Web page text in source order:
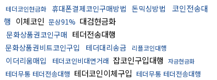
테더코인현금화 휴대폰결제코인구매방법 돈믹싱방법
코인전송대
행 이체코인 문상91% 대검현금화
문화상품권코인구매 테더전송대행
문화상품권비트코인구입 테더대리송금 리플코인대행
이더리움매입 테더코인비대면거래 잡코인구입대행 자금현금화
테더무통 테더전송대행 테더코인이체구입 테더무통 테더전송대행